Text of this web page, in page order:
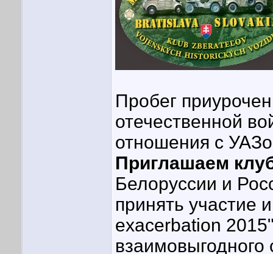
Пробег
отечественной
отношения с
Приглашаем
Белоруссии и
принять участие
exacerbation